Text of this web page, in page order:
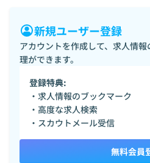
新規ユーザー登録
アカウントを作成して、求人情
理ができます。
登録特典:
・求人情報のブックマーク
・高度な求人検索
・スカウトメール受信
無料会員